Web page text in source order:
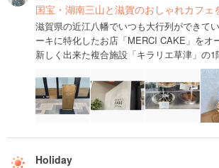
国宝・湖南三山と滋賀のおしゃれカフェ
滋賀県の近江八幡でいつも大行列ができて
ーキに特化したお店「MERCI CAKE」をオ
新しく出来た複合施設「キラリエ草津」の1
Holiday